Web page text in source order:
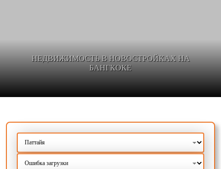
НЕДВИЖИМОСТЬ В НОВОСТРОЙКАХ НА
БАНГКОКЕ